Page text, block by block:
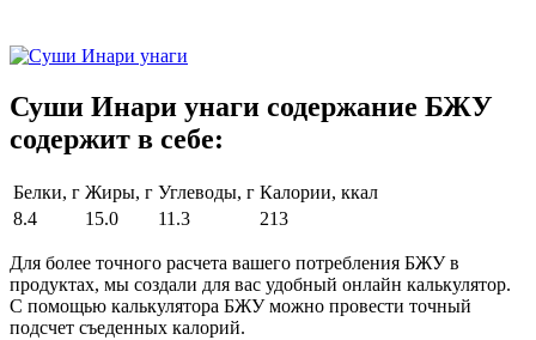
Суши Инари унаги содержание БЖУ
содержит в себе:
Белки, г Жиры, г Углеводы, г Калории, ккал
8.4
15.0 11.3 213
Для более точного расчета вашего потребления БЖУ в
продуктах, мы создали для вас удобный онлайн калькулятор.
С помощью калькулятора БЖУ можно провести точный
подсчет съеденных калорий.